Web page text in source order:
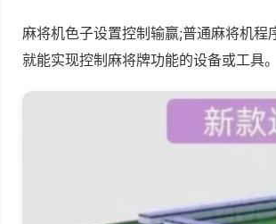
麻将机色子设置控制输赢;普通麻将机
就能实现控制麻将牌功能的设备或工具。